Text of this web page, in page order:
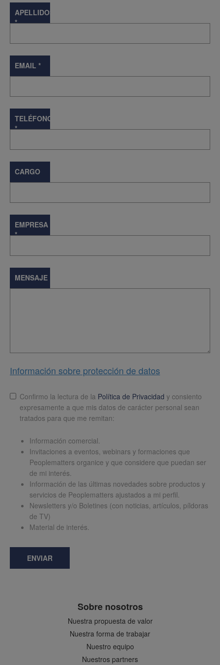
APELLIDOS
*
EMAIL *
TELÉFONO
*
CARGO
EMPRESA
*
MENSAJE
Información sobre protección de datos
LopdConfirmo la lectura de la Política de Privacidad y consiento
expresamente a que mis datos de carácter personal sean
tratados para que me remitan:
Información comercial.
Invitaciones a eventos, webinars y formaciones que
Peoplematters organice y que considere que puedan ser
de mi interés.
Información de las últimas novedades sobre productos y
servicios de Peoplematters ajustados a mi perfil.
Newsletters y/o Boletines (con noticias, artículos, píldoras
de TV)
Material de interés.
ENVIAR
Sobre nosotros
Nuestra propuesta de valor
Nuestra forma de trabajar
Nuestro equipo
Nuestros partners